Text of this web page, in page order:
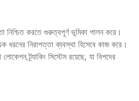
করতে গুরুত্বপূর্ণ ভূমিকা পালন করে।
ধরনের নিরাপত্তা ব্যবস্থা হিসেবে কাজ করে।
ট্র্যাকিং সিস্টেম রয়েছে, যা বিপদের